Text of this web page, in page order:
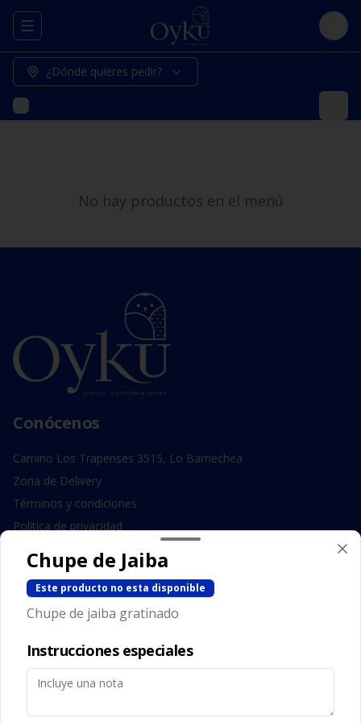
Abrir menu de navegación Login
¿Dónde quieres pedir?
No hay productos en el menú
Conócenos
Camino Los Trapenses 3515, Lo Barnechea
Zona de Delivery
Términos y condiciones
Política de privacidad
Redes sociales
Instagram
Facebook
Mi cuenta
Chupe de Jaiba
Este producto no esta disponible
Chupe de jaiba gratinado
Instrucciones especiales